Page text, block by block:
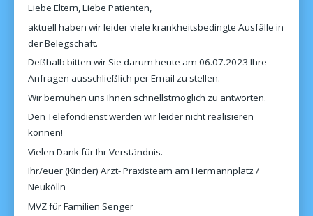
Liebe Eltern, Liebe Patienten,
aktuell haben wir leider viele krankheitsbedingte Ausfälle in
der Belegschaft.
Deßhalb bitten wir Sie darum heute am 06.07.2023 Ihre
Anfragen ausschließlich per Email zu stellen.
Wir bemühen uns Ihnen schnellstmöglich zu antworten.
Den Telefondienst werden wir leider nicht realisieren
können!
Vielen Dank für Ihr Verständnis.
Ihr/euer (Kinder) Arzt- Praxisteam am Hermannplatz /
Neukölln
MVZ für Familien Senger